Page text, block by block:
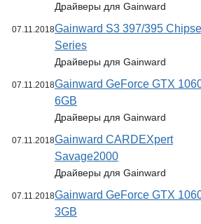
07.11.2018
07.11.2018
07.11.2018
07.11.2018
Драйверы для Gainward
Gainward S3 397/395
Series
Драйверы для Gainward
Gainward GeForce GTX
6GB
Драйверы для Gainward
Gainward CARDEXpert
Savage2000
Драйверы для Gainward
Gainward GeForce GTX
3GB